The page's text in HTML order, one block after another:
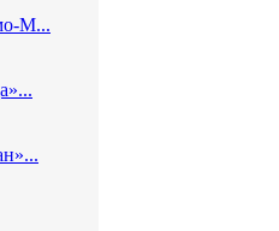
М...